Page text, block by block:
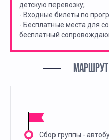
детскую перевозку;
- Входные билеты по
- Бесплатные места для
бесплатный
Сбор группы -